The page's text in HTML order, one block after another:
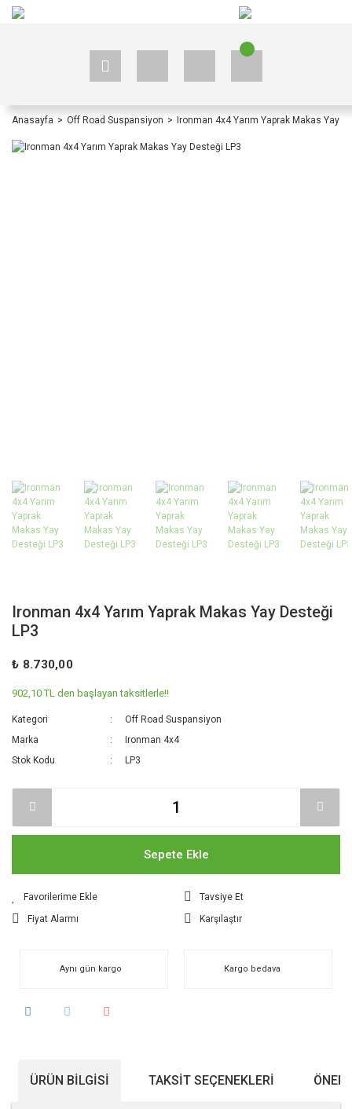
Anasayfa Off Road Suspansiyon Ironman 4x4 Yarım Yaprak Makas Yay
Ironman 4x4 Yarım Yaprak Makas Yay Desteği
LP3
₺ 8.730,00
902,10 TL den başlayan taksitlerle!!
Kategori
Off Road Suspansiyon
Marka
Ironman 4x4
Stok Kodu
LP3
Sepete Ekle
Tavsiye Et
Fiyat Alarmı
Karşılaştır
Aynı gün kargo Kargo bedava
ÜRÜN BILGISI TAKSIT SEÇENEKLERI